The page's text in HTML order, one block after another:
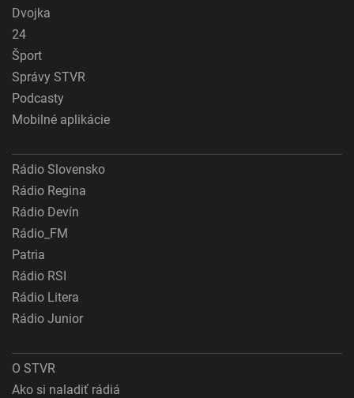
Dvojka
24
Šport
Správy STVR
Podcasty
Mobilné aplikácie
Rádio Slovensko
Rádio Regina
Rádio Devín
Rádio_FM
Patria
Rádio RSI
Rádio Litera
Rádio Junior
O STVR
Ako si naladiť rádiá